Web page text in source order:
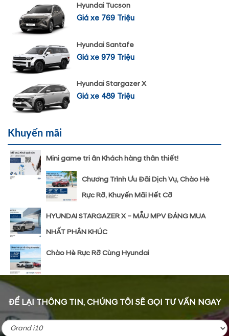
Hyundai Tucson
Giá xe 769 Triệu
Hyundai Santafe
Giá xe 979 Triệu
Hyundai Stargazer X
Giá xe 489 Triệu
Khuyến mãi
Mini game tri ân Khách hàng thân thiết!
Chương Trình Ưu Đãi Dịch Vụ, Chào Hè
Rực Rỡ, Khuyến Mãi Hết Cỡ
HYUNDAI STARGAZER X – MẪU MPV ĐÁNG MUA
NHẤT PHÂN KHÚC
Chào Hè Rực Rỡ Cùng Hyundai
ĐỂ LẠI THÔNG TIN, CHÚNG TÔI SẼ GỌI TƯ VẤN NGAY